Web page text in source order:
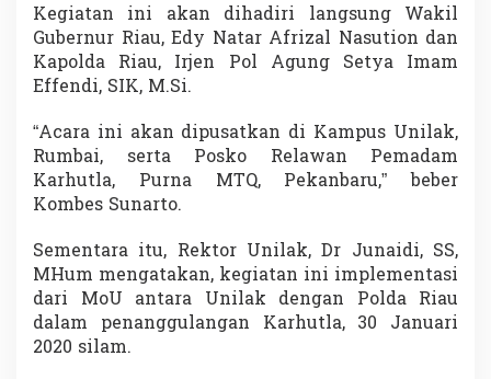
Kegiatan ini akan dihadiri langsung Wakil
Gubernur Riau, Edy Natar Afrizal Nasution dan
Kapolda Riau, Irjen Pol Agung Setya Imam
Effendi, SIK, M.Si.
“Acara ini akan dipusatkan di Kampus Unilak,
Rumbai, serta Posko Relawan Pemadam
Karhutla, Purna MTQ, Pekanbaru,” beber
Kombes Sunarto.
Sementara itu, Rektor Unilak, Dr Junaidi, SS,
MHum mengatakan, kegiatan ini implementasi
dari MoU antara Unilak dengan Polda Riau
dalam penanggulangan Karhutla, 30 Januari
2020 silam.